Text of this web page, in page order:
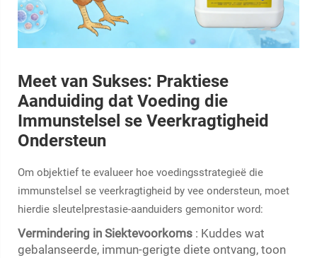
Meet van Sukses: Praktiese
Aanduiding dat Voeding die
Immunstelsel se Veerkragtigheid
Ondersteun
Om objektief te evalueer hoe voedingsstrategieë die
immunstelsel se veerkragtigheid by vee ondersteun, moet
hierdie sleutelprestasie-aanduiders gemonitor word:
Vermindering in Siektevoorkoms : Kuddes wat
gebalanseerde, immun-gerigte diete ontvang, toon